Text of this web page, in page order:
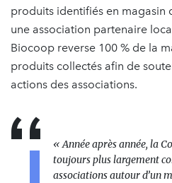
produits identifiés en magasin
une association partenaire
Biocoop reverse 100 % de la
produits collectés afin de
actions des associations.
«Année après année, la
toujours plus largement
associations autour d’un